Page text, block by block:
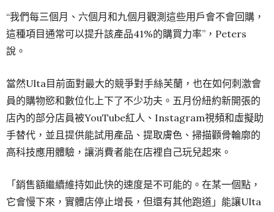
“我們每三個月、六個月和九個月觀測這些用戶會不會回購，
這種項目通常可以提升該產品41%的購買力率”，Peters
說。
當然Ulta目前面對最大的競爭對手絲芙蘭，也在如何刺激會
員的購物慾和數位化上下了不少功夫。五月份紐約新開張的
店內的部分店員被YouTube紅人、Instagram視頻和虛擬助
手替代，並且提供能試用產品、提取膚色、掃描顴骨輪廓的
高科技應用體驗，讓消費者能在店裡自己玩兒起來。
「銷售額繼續維持如此快的速度是不可能的。在某一個點，
它會慢下來，實體店停止增長，但還有其他跑道」能讓Ulta